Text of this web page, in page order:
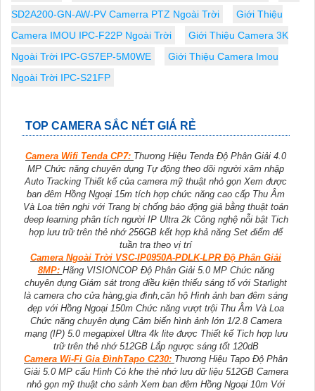
SD2A200-GN-AW-PV Camerra PTZ Ngoài Trời
Giới Thiệu
Camera IMOU IPC-F22P Ngoài Trời
Giới Thiệu Camera 3K
Ngoài Trời IPC-GS7EP-5M0WE
Giới Thiệu Camera Imou
Ngoài Trời IPC-S21FP
TOP CAMERA SẮC NÉT GIÁ RẺ
Camera Wifi Tenda CP7: Thương Hiệu Tenda Độ Phân Giải 4.0
MP Chức năng chuyên dụng Tự động theo dõi người xâm nhập
Auto Tracking Thiết kế của camera mỹ thuật nhỏ gọn Xem được
ban đêm Hồng Ngoại 15m tích hợp chức năng cao cấp Thu Âm
Và Loa tiên nghi với Trang bị chống báo động giả bằng thuật toán
deep learning phân tích người IP Ultra 2k Công nghệ nỗi bật Tich
hợp lưu trữ trên thẻ nhớ 256GB kết hợp khả năng Set điểm để
tuần tra theo vị trí
Camera Ngoài Trời VSC-IP0950A-PDLK-LPR Độ Phân Giải
8MP: Hãng VISIONCOP Độ Phân Giải 5.0 MP Chức năng
chuyên dụng Giám sát trong điều kiện thiếu sáng tố với Starlight
là camera cho cửa hàng,gia đình,căn hộ Hình ảnh ban đêm sáng
đẹp với Hồng Ngoại 150m Chức năng vượt trội Thu Âm Và Loa
Chức năng chuyên dụng Cảm biến hình ảnh lớn 1/2.8 Camera
mạng (IP) 5.0 megapixel Ultra 4k lite được Thiết kế Tich hợp lưu
trữ trên thẻ nhớ 512GB Lắp ngược sáng tốt 120dB
Camera Wi-Fi Gia ĐìnhTapo C230: Thương Hiệu Tapo Độ Phân
Giải 5.0 MP cấu Hình Có khe thẻ nhớ lưu dữ liệu 512GB Camera
nhỏ gọn mỹ thuật cho sảnh Xem ban đêm Hồng Ngoại 10m Với